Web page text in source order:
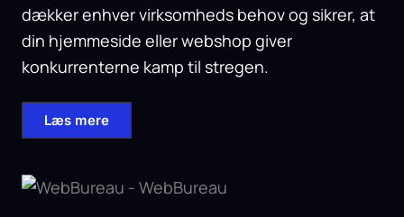
dækker enhver virksomheds behov og sikrer, at
din hjemmeside eller webshop giver
konkurrenterne kamp til stregen.
Læs mere